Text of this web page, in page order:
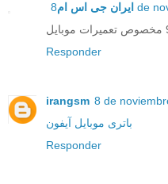
ایران جی اس ام 8 de
Responder
irangsm 8 de
باتری موبایل آیفون
Responder